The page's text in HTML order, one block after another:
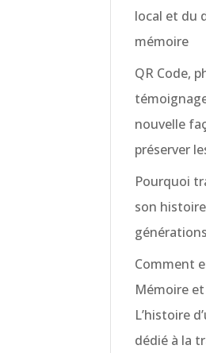
local et du
mémoire
QR Code,
nouvelle
préserver
Pourquoi
son
Comment
Mémoire
L’histoire
dédié à la